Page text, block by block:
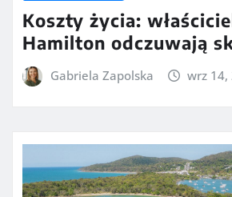
Koszty życia:
Hamilton odczuwają
Gabriela Zapolska wrz 14,